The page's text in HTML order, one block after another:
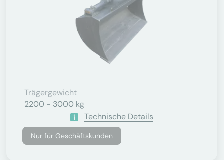
Trägergewicht
2200 - 3000 kg
Technische Details
Nur für Geschäftskunden